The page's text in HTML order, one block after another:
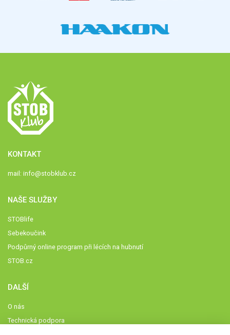
KONTAKT
mail: info@stobklub.cz
NAŠE SLUŽBY
STOBlife
Sebekoučink
Podpůrný online program při lécích na hubnutí
STOB.cz
DALŠÍ
O nás
Technická podpora